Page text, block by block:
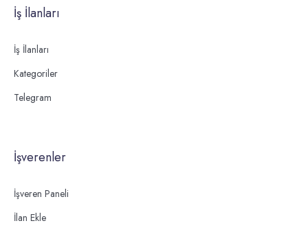
İş İlanları
İş İlanları
Kategoriler
Telegram
İşverenler
İşveren Paneli
İlan Ekle